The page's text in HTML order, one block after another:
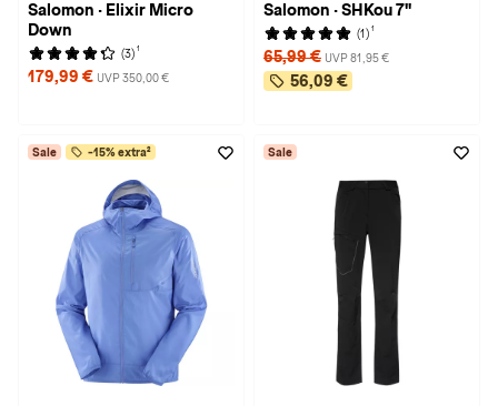
Salomon · Elixir Micro
Down
(3) 1
179,99 € UVP 350,00 €
Salomon · SHKou 7''
(1) 1
65,99 € UVP 81,95 €
56,09 €
Sale -15% extra² Sale